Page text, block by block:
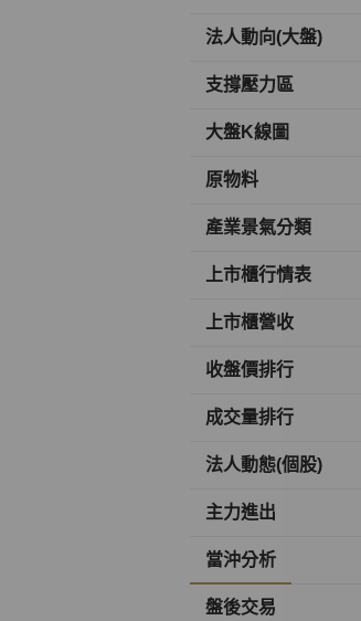
法人動向(大盤)
支撐壓力區
大盤K線圖
原物料
產業景氣分類
上市櫃行情表
上市櫃營收
收盤價排行
成交量排行
法人動態(個股)
主力進出
當沖分析
盤後交易